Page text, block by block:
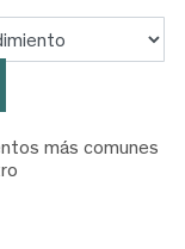
más comunes